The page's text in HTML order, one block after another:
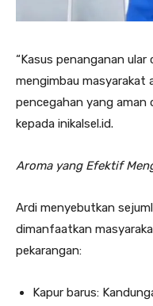
“Kasus penanganan
mengimbau masyarakat
pencegahan yang aman
kepada inikalsel.id.
Aroma yang Efektif
Ardi menyebutkan
dimanfaatkan
pekarangan:
Kapur barus: